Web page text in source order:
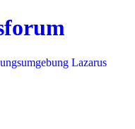
Lazarus